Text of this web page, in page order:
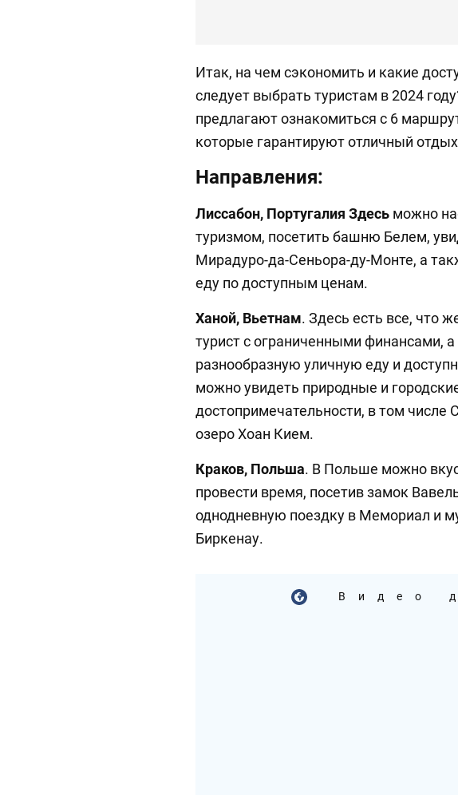
Итак, на чем сэкономить и какие
следует выбрать туристам в 2024
предлагают ознакомиться с 6
которые гарантируют отличный
Направления:
Лиссабон, Португалия Здесь можно
туризмом, посетить башню Белем,
Мирадуро-да-Сеньора-ду-Монте, а
еду по доступным ценам.
Ханой, Вьетнам. Здесь есть все, что
турист с ограниченными финансами,
разнообразную уличную еду и
можно увидеть природные и
достопримечательности, в том числе
озеро Хоан Кием.
Краков, Польша. В Польше можно
провести время, посетив замок
однодневную поездку в Мемориал и
Биркенау.
Видео